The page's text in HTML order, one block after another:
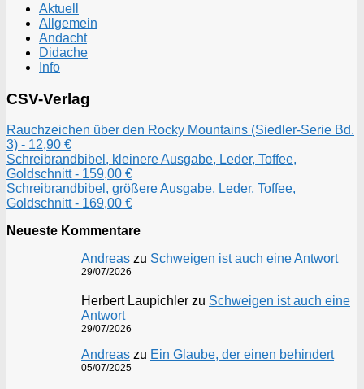
Aktuell
Allgemein
Andacht
Didache
Info
CSV-Verlag
Rauchzeichen über den Rocky Mountains (Siedler-Serie Bd.
3) - 12,90 €
Schreibrandbibel, kleinere Ausgabe, Leder, Toffee,
Goldschnitt - 159,00 €
Schreibrandbibel, größere Ausgabe, Leder, Toffee,
Goldschnitt - 169,00 €
Neueste Kommentare
Andreas zu Schweigen ist auch eine Antwort
29/07/2026
Herbert Laupichler zu Schweigen ist auch eine
Antwort
29/07/2026
Andreas zu Ein Glaube, der einen behindert
05/07/2025